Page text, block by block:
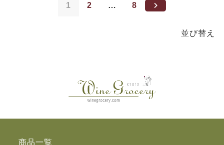
並び替え
1 2 … 8
商品一覧